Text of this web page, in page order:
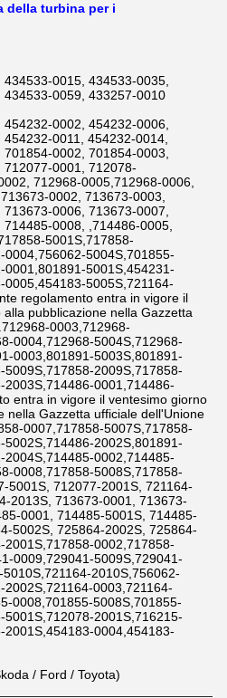
della turbina per i
0015, 434533-0035,
0059, 433257-0010
0002, 454232-0006,
0011, 454232-0014,
0002, 701854-0003,
0001, 712078-
712968-0005,712968-0006,
0002, 713673-0003,
0006, 713673-0007,
0008, ,714486-0005,
5001S,717858-
5004S,701855-
5001S,454231-
5005S,721164-
regolamento entra in vigore il
pubblicazione nella Gazzetta
0003,712968-
0004,712968-5004S,712968-
0003,801891-5003S,801891-
2009S,717858-
0001,714486-
entra in vigore il ventesimo giorno
nella Gazzetta ufficiale dell'Unione
0007,717858-5007S,717858-
2002S,801891-
0002,714485-
0008,717858-5008S,717858-
5001S, 712077-2001S, 721164-
2013S, 713673-0001, 713673-
0001, 714485-5001S, 714485-
5002S, 725864-2002S, 725864-
0002,717858-
0009,729041-5009S,729041-
2010S,756062-
0003,721164-
0008,701855-5008S,701855-
2001S,716215-
0004,454183-
/ Ford / Toyota)